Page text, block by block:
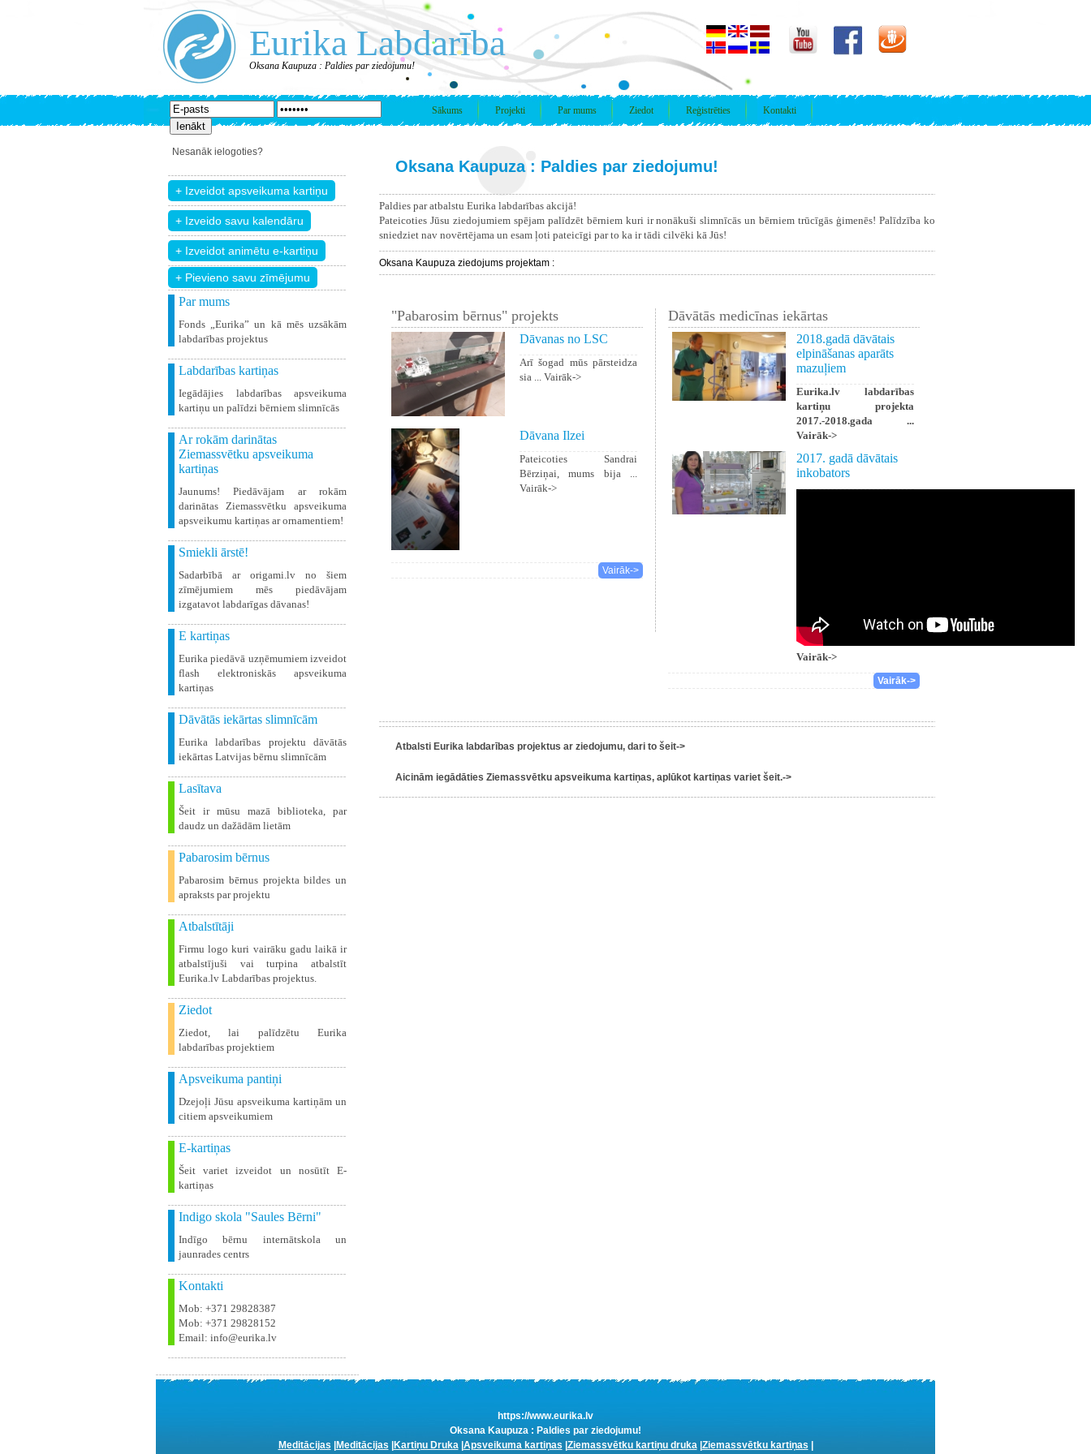
Eurika Labdarība
Oksana Kaupuza : Paldies par ziedojumu!
Sākums Projekti Par mums Ziedot Reģistrēties Kontakti
Nesanāk ielogoties?
+ Pievieno savu zīmējumu
Par mums
Fonds „Eurika” un kā mēs uzsākām
labdarības projektus
Labdarības kartiņas
Iegādājies labdarības apsveikuma
kartiņu un palīdzi bērniem slimnīcās
Ar rokām darinātas
Ziemassvētku apsveikuma
kartiņas
Jaunums! Piedāvājam ar rokām
darinātas Ziemassvētku apsveikuma
apsveikumu kartiņas ar ornamentiem!
Smiekli ārstē!
Sadarbībā ar origami.lv no šiem
zīmējumiem mēs piedāvājam
izgatavot labdarīgas dāvanas!
E kartiņas
Eurika piedāvā uzņēmumiem izveidot
flash elektroniskās apsveikuma
kartiņas
Dāvātās iekārtas slimnīcām
Eurika labdarības projektu dāvātās
iekārtas Latvijas bērnu slimnīcām
Lasītava
Šeit ir mūsu mazā biblioteka, par
daudz un dažādām lietām
Pabarosim bērnus
Pabarosim bērnus projekta bildes un
apraksts par projektu
Atbalstītāji
Firmu logo kuri vairāku gadu laikā ir
atbalstījuši vai turpina atbalstīt
Eurika.lv Labdarības projektus.
Ziedot
Ziedot, lai palīdzētu Eurika
labdarības projektiem
Apsveikuma pantiņi
Dzejoļi Jūsu apsveikuma kartiņām un
citiem apsveikumiem
E-kartiņas
Šeit variet izveidot un nosūtīt E-
kartiņas
Indigo skola "Saules Bērni"
Indīgo bērnu internātskola un
jaunrades centrs
Kontakti
Mob: +371 29828387
Mob: +371 29828152
Email: info@eurika.lv
Oksana Kaupuza : Paldies par ziedojumu!
Paldies par atbalstu Eurika labdarības akcijā!
Pateicoties Jūsu ziedojumiem spējam palīdzēt bērniem kuri ir nonākuši slimnīcās un bērniem trūcīgās ģimenēs! Palīdzība ko
sniedziet nav novērtējama un esam ļoti pateicīgi par to ka ir tādi cilvēki kā Jūs!
Oksana Kaupuza ziedojums projektam :
"Pabarosim bērnus" projekts
Dāvanas no LSC
Arī šogad mūs pārsteidza
sia ... Vairāk->
Dāvana Ilzei
Pateicoties Sandrai
Bērziņai, mums bija ...
Vairāk->
Vairāk->
Dāvātās medicīnas iekārtas
2018.gadā dāvātais
elpināšanas aparāts
mazuļiem
Eurika.lv labdarības
kartiņu projekta
2017.-2018.gada ...
Vairāk->
2017. gadā dāvātais
inkobators
Vairāk->
Vairāk->
Atbalsti Eurika labdarības projektus ar ziedojumu, dari to šeit->
Aicinām iegādāties Ziemassvētku apsveikuma kartiņas, aplūkot kartiņas variet šeit.->
https://www.eurika.lv
Oksana Kaupuza : Paldies par ziedojumu!
Meditācijas
Meditācijas Kartiņu Druka| Apsveikuma kartiņas Ziemassvētku kartiņu druka| Ziemassvētku kartiņas